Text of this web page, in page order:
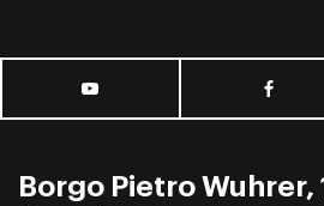
Borgo Pietro Wuhrer,